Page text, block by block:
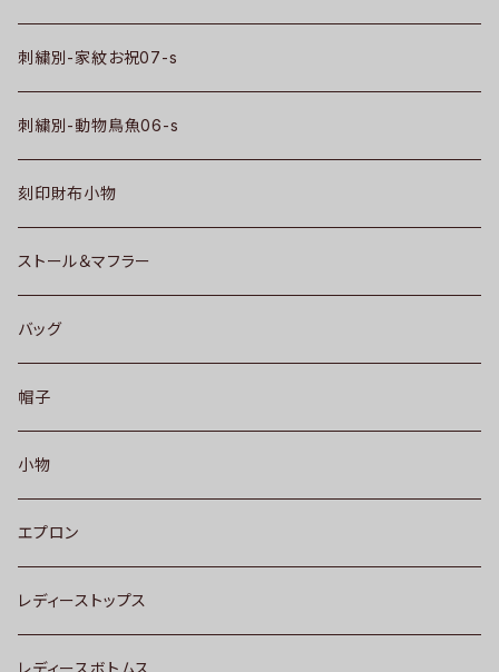
刺繍別-家紋お祝07-s
刺繍別-動物鳥魚06-s
刻印財布小物
ストール＆マフラー
バッグ
帽子
小物
エプロン
レディーストップス
レディースボトムス